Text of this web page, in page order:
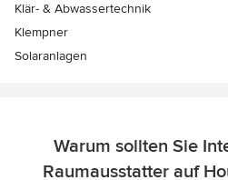
Klär- & Abwassertechnik
Klempner
Solaranlagen
Warum sollten Sie
Raumausstatter auf